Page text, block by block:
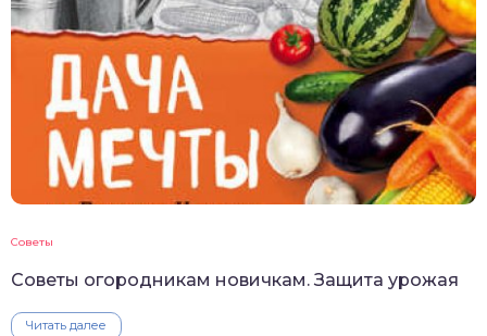
Советы
Советы огородникам новичкам. Защита урожая
Читать далее